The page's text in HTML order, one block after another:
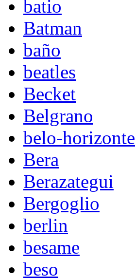
batio
Batman
baño
beatles
Becket
Belgrano
belo-horizonte
Bera
Berazategui
Bergoglio
berlin
besame
beso